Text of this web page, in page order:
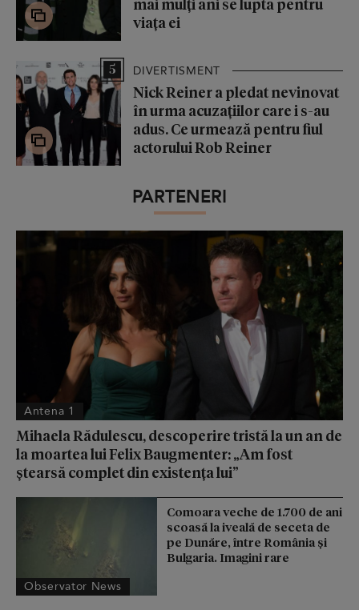
mai mulți ani se lupta pentru
viața ei
5 DIVERTISMENT
Nick Reiner a pledat nevinovat
în urma acuzațiilor care i s-au
adus. Ce urmează pentru fiul
actorului Rob Reiner
PARTENERI
Antena 1
Mihaela Rădulescu, descoperire tristă la un an de
la moartea lui Felix Baugmenter: „Am fost
ștearsă complet din existența lui”
Observator News
Comoara veche de 1.700 de ani
scoasă la iveală de seceta de
pe Dunăre, între România şi
Bulgaria. Imagini rare